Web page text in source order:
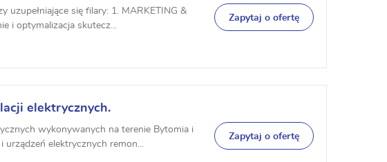
uzupełniające się filary: 1. MARKETING &
i optymalizacja skutecz...
Zapytaj o ofertę
elektrycznych.
wykonywanych na terenie Bytomia i
urządzeń elektrycznych remon...
Zapytaj o ofertę